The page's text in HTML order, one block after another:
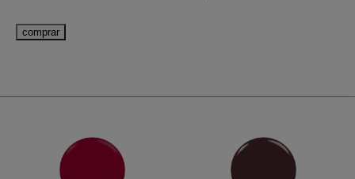
comprar